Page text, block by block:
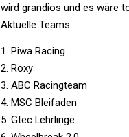
wird grandios und es wäre
Aktuelle Teams:
1. Piwa Racing
2. Roxy
3. ABC Racingteam
4. MSC Bleifaden
5. Gtec Lehrlinge